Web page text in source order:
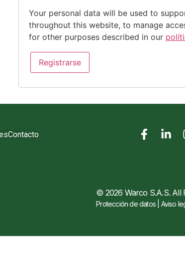
Your personal data will be used to
throughout this website, to manage
for other purposes described in our
Registrarse
Contacto
© 2026 Warco S.A.S. All
Protección de datos | Aviso